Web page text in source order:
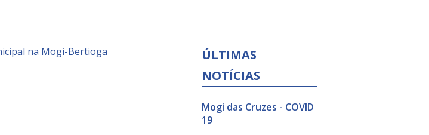
na Mogi-Bertioga
ÚLTIMAS
NOTÍCIAS
Mogi das Cruzes - COVID
19